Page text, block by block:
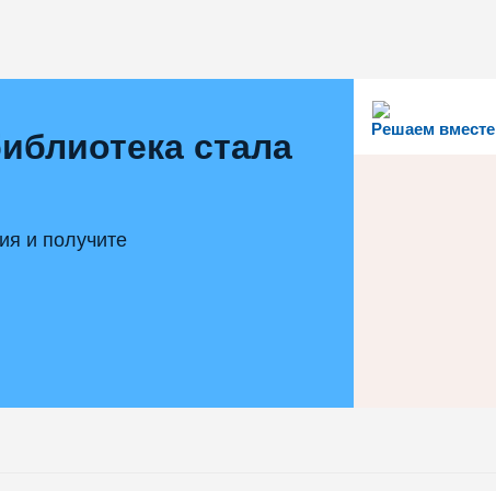
Решаем вместе
стала
и получите